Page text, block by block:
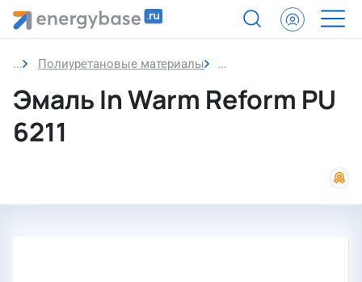
Полиуретановые материалы Эмаль
Эмаль In Warm Reform PU
6211